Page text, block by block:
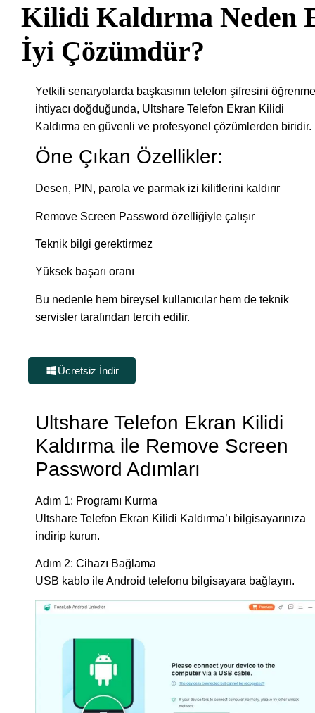
Kilidi Kaldırma Neden
İyi Çözümdür?
Yetkili senaryolarda başkasının telefon şifresini öğrenme
ihtiyacı doğduğunda, Ultshare Telefon Ekran Kilidi
Kaldırma en güvenli ve profesyonel çözümlerden biridir.
Öne Çıkan Özellikler:
Desen, PIN, parola ve parmak izi kilitlerini kaldırır
Remove Screen Password özelliğiyle çalışır
Teknik bilgi gerektirmez
Yüksek başarı oranı
Bu nedenle hem bireysel kullanıcılar hem de teknik
servisler tarafından tercih edilir.
Ücretsiz İndir
Ultshare Telefon Ekran Kilidi
Kaldırma ile Remove Screen
Password Adımları
Adım 1: Programı Kurma
Ultshare Telefon Ekran Kilidi Kaldırma’ı bilgisayarınıza
indirip kurun.
Adım 2: Cihazı Bağlama
USB kablo ile Android telefonu bilgisayara bağlayın.